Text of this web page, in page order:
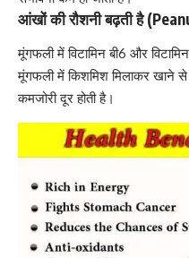
आंखों की रौशनी बढ़ती है
मूंगफली मेंविटामिन बी6 और
मूंगफली में किशमिश मिलाकर खाने से
कमजोरी दूर होती है।